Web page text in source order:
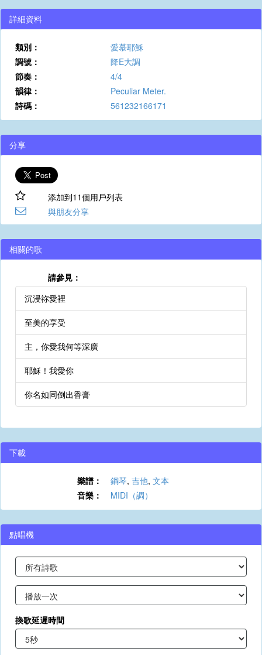
詳細資料
類別：
愛慕耶穌
調號：
降E大調
節奏：
4/4
韻律：
Peculiar Meter.
詩碼：
561232166171
分享
添加到11個用戶列表
與朋友分享
相關的歌
請參見：
沉浸祢愛裡
至美的享受
主，你愛我何等深廣
耶穌！我愛你
你名如同倒出香膏
下載
樂譜： 鋼琴, 吉他, 文本
音樂：
MIDI（調）
點唱機
換歌延遲時間